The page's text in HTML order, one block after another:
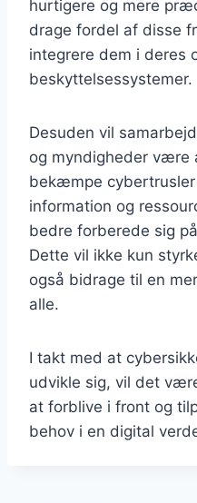
hurtigere og mere
drage fordel af disse
integrere dem i deres
beskyttelsessystemer.
Desuden vil
og myndigheder være
bekæmpe
information og
bedre forberede sig
Dette vil ikke kun
også bidrage til en
alle.
I takt med at
udvikle sig, vil det
at forblive i front og
behov i en digital